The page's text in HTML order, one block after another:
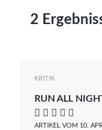
2
KRITIK
RUN ALL
    
ARTIKEL VOM 10.